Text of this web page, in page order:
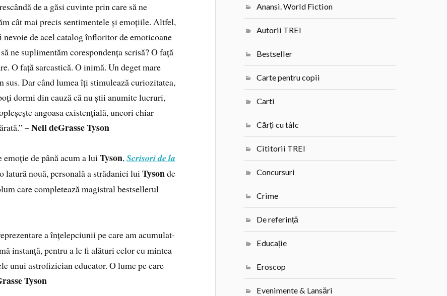
de a găsi cuvinte prin care să ne
cât mai precis sentimentele și emoțiile. Altfel,
nevoie de acel catalog înfloritor de emoticoane
ne suplimentăm corespondența scrisă? O față
O față sarcastică. O inimă. Un deget mare
sus. Dar când lumea îți stimulează curiozitatea,
dormi din cauză că nu știi anumite lucruri,
angoasa existențială, uneori chiar
–Neil deGrasse Tyson
de până acum a luiTyson,Scrisori de la
latură nouă, personală a strădaniei luiTysonde
care completează magistral bestsellerul
a înțelepciunii pe care am acumulat-
instanță, pentru a le fi alături celor cu mintea
unui astrofizician educator. O lume pe care
Tyson
Anansi. World Fiction
Autorii TREI
Bestseller
Carte pentru copii
Carti
Cărți cu tâlc
Cititorii TREI
Concursuri
Crime
De referință
Educație
Eroscop
Evenimente & Lansări